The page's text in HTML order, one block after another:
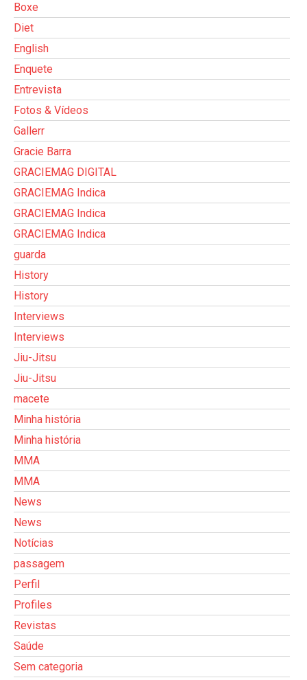
Boxe
Diet
English
Enquete
Entrevista
Fotos & Vídeos
Gallerr
Gracie Barra
GRACIEMAG DIGITAL
GRACIEMAG Indica
GRACIEMAG Indica
GRACIEMAG Indica
guarda
History
History
Interviews
Interviews
Jiu-Jitsu
Jiu-Jitsu
macete
Minha história
Minha história
MMA
MMA
News
News
Notícias
passagem
Perfil
Profiles
Revistas
Saúde
Sem categoria